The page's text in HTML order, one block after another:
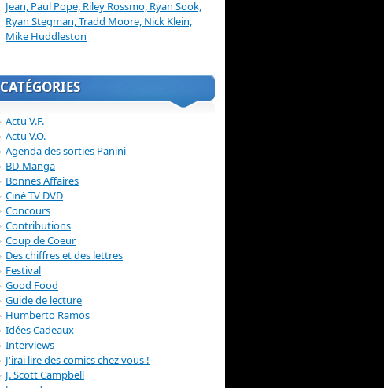
Jean, Paul Pope, Riley Rossmo, Ryan Sook,
Ryan Stegman, Tradd Moore, Nick Klein,
Mike Huddleston
CATÉGORIES
Actu V.F.
Actu V.O.
Agenda des sorties Panini
BD-Manga
Bonnes Affaires
Ciné TV DVD
Concours
Contributions
Coup de Coeur
Des chiffres et des lettres
Festival
Good Food
Guide de lecture
Humberto Ramos
Idées Cadeaux
Interviews
J'irai lire des comics chez vous !
J. Scott Campbell